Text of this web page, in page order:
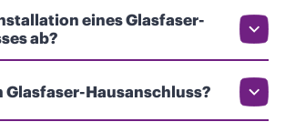
eines Glasfaser-
ab?
Glasfaser-Hausanschluss?